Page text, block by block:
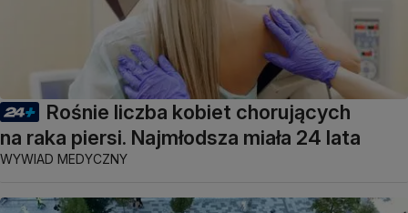
Rośnie liczba kobiet chorujących
na raka piersi. Najmłodsza miała 24 lata
WYWIAD MEDYCZNY